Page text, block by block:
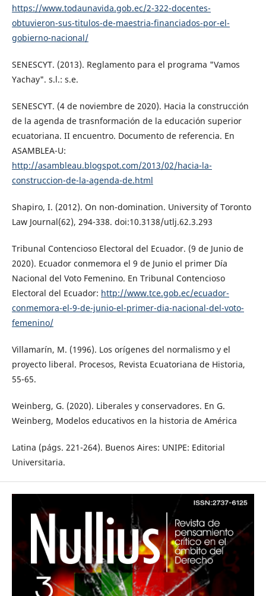
https://www.todaunavida.gob.ec/2-322-docentes-
obtuvieron-sus-titulos-de-maestria-financiados-por-el-
gobierno-nacional/
SENESCYT. (2013). Reglamento para el programa "Vamos
Yachay". s.l.: s.e.
SENESCYT. (4 de noviembre de 2020). Hacia la construcción
de la agenda de trasnformación de la educación superior
ecuatoriana. II encuentro. Documento de referencia. En
ASAMBLEA-U:
http://asambleau.blogspot.com/2013/02/hacia-la-
construccion-de-la-agenda-de.html
Shapiro, I. (2012). On non-domination. University of Toronto
Law Journal(62), 294-338. doi:10.3138/utlj.62.3.293
Tribunal Contencioso Electoral del Ecuador. (9 de Junio de
2020). Ecuador conmemora el 9 de Junio el primer Día
Nacional del Voto Femenino. En Tribunal Contencioso
Electoral del Ecuador: http://www.tce.gob.ec/ecuador-
conmemora-el-9-de-junio-el-primer-dia-nacional-del-voto-
femenino/
Villamarín, M. (1996). Los orígenes del normalismo y el
proyecto liberal. Procesos, Revista Ecuatoriana de Historia,
55-65.
Weinberg, G. (2020). Liberales y conservadores. En G.
Weinberg, Modelos educativos en la historia de América
Latina (págs. 221-264). Buenos Aires: UNIPE: Editorial
Universitaria.